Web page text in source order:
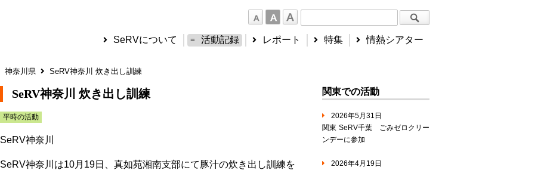
SeRVについて 活動記録 レポート 特集 情熱シアター
神奈川県 SeRV神奈川 炊き出し訓練
SeRV神奈川 炊き出し訓練
平時の活動
SeRV神奈川
SeRV神奈川は10月19日、真如苑湘南支部にて豚汁の炊き出し訓練を
関東での活動
2026年5月31日
関東 SeRV千葉 ごみゼロクリー
ンデーに参加
2026年4月19日